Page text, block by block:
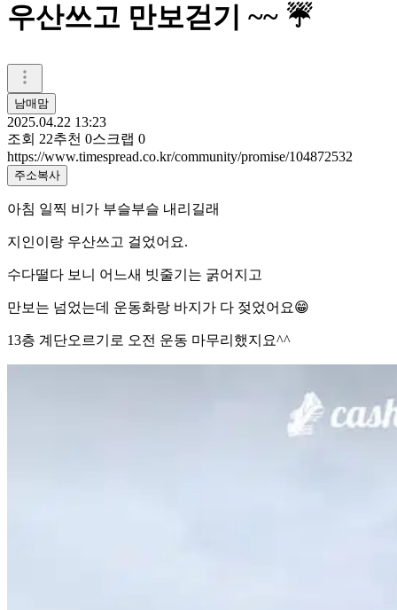
우산쓰고 만보걷기 ~~ ☔️
남매맘
2025.04.22 13:23
조회 22추천 0스크랩 0
https://www.timespread.co.kr/community/promise/104872532
주소복사
아침 일찍 비가 부슬부슬 내리길래
지인이랑 우산쓰고 걸었어요.
수다떨다 보니 어느새 빗줄기는 굵어지고
만보는 넘었는데 운동화랑 바지가 다 젖었어요😁
13층 계단오르기로 오전 운동 마무리했지요^^